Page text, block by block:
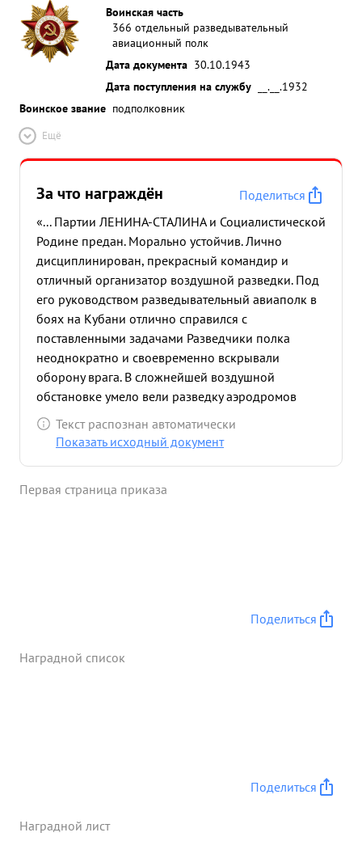
Воинская часть
366 отдельный разведывательный
авиационный полк
Дата документа 30.10.1943
Дата поступления на службу
__.__.1932
Воинское звание подполковник
Ещё
За что награждён
Поделиться
«... Партии ЛЕНИНА-СТАЛИНА и Социалистической
Родине предан. Морально устойчив. Лично
дисциплинирован, прекрасный командир и
отличный организатор воздушной разведки. Под
его руководством разведывательный авиаполк в
боях на Кубани отлично справился с
поставленными задачами Разведчики полка
неоднократно и своевременно вскрывали
оборону врага. В сложнейшей воздушной
обстановке умело вели разведку аэродромов
противника и вскрывали авиационную
группировку. Систематически вели наблюдение за
Керченском полуострове своевременно
Текст распознан автоматически
Показать исходный документ
Первая страница приказа
Поделиться
Наградной список
Поделиться
Наградной лист